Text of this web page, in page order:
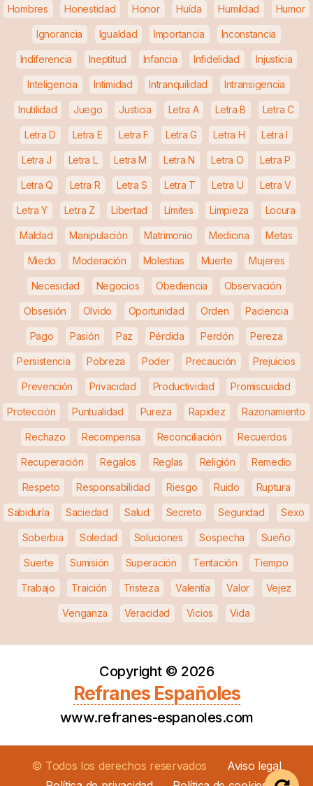
Hombres Honestidad Honor Huída Humildad Humor
Ignorancia Igualdad Importancia Inconstancia
Indiferencia Ineptitud Infancia Infidelidad Injusticia
Inteligencia Intimidad Intranquilidad Intransigencia
Inutilidad Juego Justicia Letra A Letra B Letra C
Letra D Letra E Letra F Letra G Letra H Letra I
Letra J Letra L Letra M Letra N Letra O Letra P
Letra Q Letra R Letra S Letra T Letra U Letra V
Letra Y Letra Z Libertad Límites Limpieza Locura
Maldad Manipulación Matrimonio Medicina Metas
Miedo Moderación Molestias Muerte Mujeres
Necesidad Negocios Obediencia Observación
Obsesión Olvido Oportunidad Orden Paciencia
Pago Pasión Paz Pérdida Perdón Pereza
Persistencia Pobreza Poder Precaución Prejuicios
Prevención Privacidad Productividad Promiscuidad
Protección Puntualidad Pureza Rapidez Razonamiento
Rechazo Recompensa Reconciliación Recuerdos
Recuperación Regalos Reglas Religión Remedio
Respeto Responsabilidad Riesgo Ruido Ruptura
Sabiduría Saciedad Salud Secreto Seguridad Sexo
Soberbia Soledad Soluciones Sospecha Sueño
Suerte Sumisión Superación Tentación Tiempo
Trabajo Traición Tristeza Valentía Valor Vejez
Venganza Veracidad Vicios Vida
Copyright © 2026
Refranes Españoles
www.refranes-espanoles.com
© Todos los derechos reservados
Aviso legal